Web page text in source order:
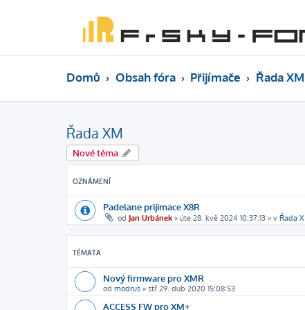
Domů Obsah fóra Přijímače Řada XM
Řada XM
Nové téma
OZNÁMENÍ
Padelane prijimace X8R
od Jan Urbánek » úte 28. kvě 2024 10:37:13 » v Řada X
TÉMATA
Nový firmware pro XMR
od modrus » stř 29. dub 2020 15:08:53
ACCESS FW pro XM+